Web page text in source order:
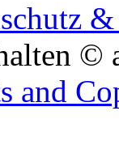
©
and